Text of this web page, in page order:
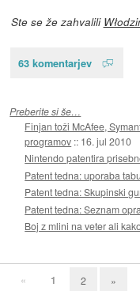
Ste se že zahvalili
63 komentarjev
Preberite si še…
Finjan toži McAfee,
programov :: 16. jul 2010
Nintendo patentira
Patent tedna: uporaba
Patent tedna: Skupinski
Patent tedna: Seznam
Boj z mlini na veter ali
« 1 2 »